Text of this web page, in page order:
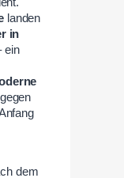
landen
in
ein
dem